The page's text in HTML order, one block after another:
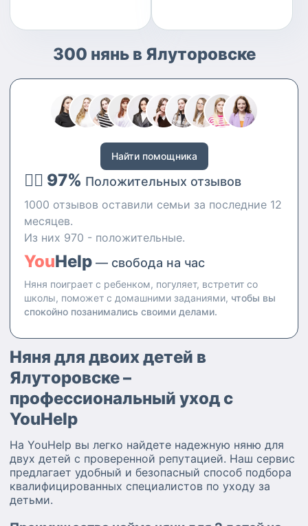
300 нянь в Ялуторовске
Найти помощника
👍🏻 97% Положительных отзывов
1000 отзывов оставили семьи за последние 12
месяцев.
Из них 970 - положительные.
YouHelp — свобода на час
Няня поиграет с ребенком, погуляет, встретит со
школы, поможет с домашними заданиями, чтобы вы
спокойно позанимались своими делами.
Няня для двоих детей в
Ялуторовске –
профессиональный уход с
YouHelp
На YouHelp вы легко найдете надежную няню для
двух детей с проверенной репутацией. Наш сервис
предлагает удобный и безопасный способ подбора
квалифицированных специалистов по уходу за
детьми.